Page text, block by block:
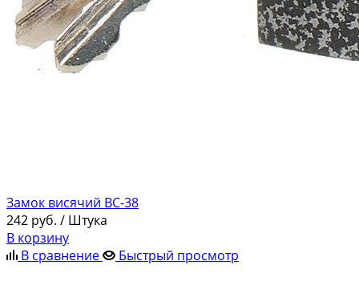
Замок висячий ВС-38
242 руб. / Штука
В корзину
В сравнение
Быстрый просмотр